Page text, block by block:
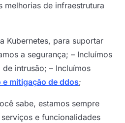
melhorias de infraestrutura
Kubernetes, para suportar
a segurança; – Incluímos
intrusão; – Incluímos
e mitigação de ddos;
sabe, estamos sempre
e funcionalidades